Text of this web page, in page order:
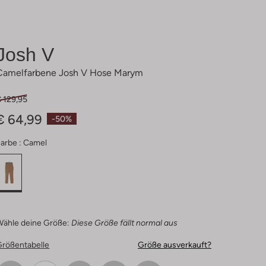
V
Josh V Hose Marym
-50%
129,95
64,99
: Camel
deine Größe: Diese Größe fällt normal aus
Größe ausverkauft?